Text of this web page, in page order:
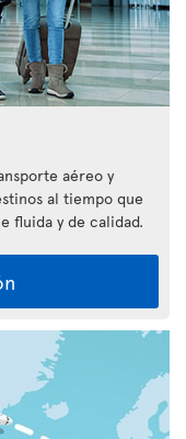
aéreo y
al tiempo que
fluida y de calidad.